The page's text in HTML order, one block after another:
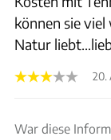
können sie
Natur
20.
War diese